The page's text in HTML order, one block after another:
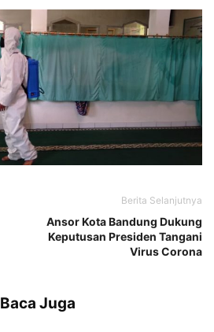
Berita Selanjutnya
Ansor Kota Bandung Dukung
Keputusan Presiden Tangani
Virus Corona
Baca Juga